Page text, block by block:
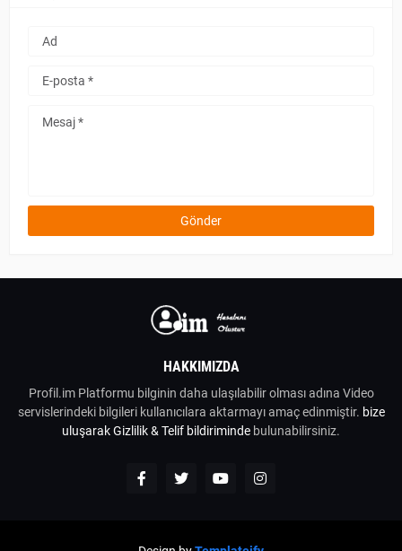
HAKKIMIZDA
Profil.im Platformu bilginin daha ulaşılabilir olması adına Video
servislerindeki bilgileri kullanıcılara aktarmayı amaç edinmiştir. bize
uluşarakGizlilik & Telif bildiriminde bulunabilirsiniz.